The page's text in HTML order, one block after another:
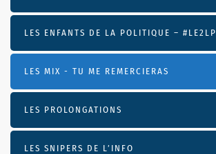
LES ENFANTS DE LA POLITIQUE – #LE2LP
LES MIX - TU ME REMERCIERAS
LES PROLONGATIONS
LES SNIPERS DE L’INFO